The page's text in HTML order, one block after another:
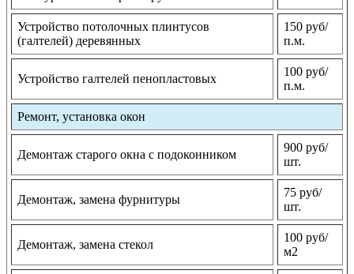
Устройство потолочных плинтусов
(галтелей) деревянных
150 руб/
п.м.
Устройство галтелей пенопластовых
100 руб/
п.м.
Ремонт, установка окон
Демонтаж старого окна с подоконником
900 руб/
шт.
Демонтаж, замена фурнитуры
75 руб/
шт.
Демонтаж, замена стекол
100 руб/
м2